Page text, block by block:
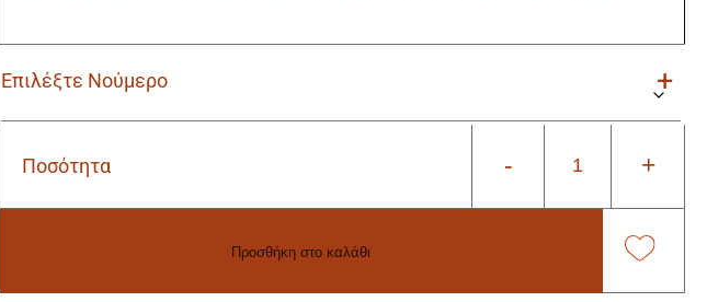
Ποσότητα -
Jean
+
Προσθήκη στο καλάθι